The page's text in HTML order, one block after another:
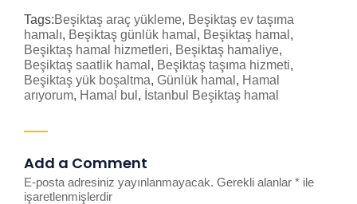
Tags:Beşiktaş araç yükleme, Beşiktaş ev taşıma
hamalı, Beşiktaş günlük hamal , Beşiktaş hamal ,
Beşiktaş hamal hizmetleri, Beşiktaş hamaliye,
Beşiktaş saatlik hamal , Beşiktaş taşıma hizmeti,
Beşiktaş yük boşaltma, Günlük hamal , Hamal
arıyorum, Hamal bul , İstanbul Beşiktaş hamal
Add a Comment
E-posta adresiniz yayınlanmayacak. Gerekli alanlar * ile
işaretlenmişlerdir